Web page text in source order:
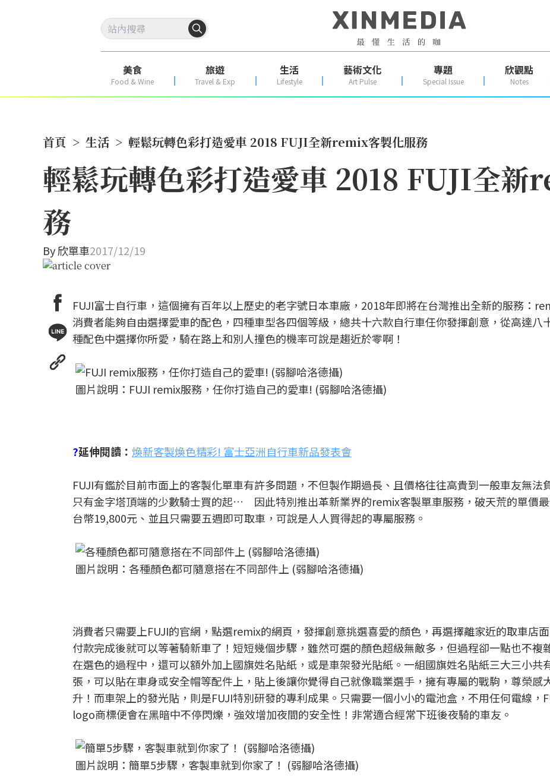
美食
Food & Wine
旅遊
Travel & Exp
生活
Lifestyle
藝術文化
Art Pulse
專題
Special Issue
欣觀點
Notes
首頁 > 生活 > 輕鬆玩轉色彩打造愛車 2018 FUJI全新remix客製化服務
輕鬆玩轉色彩打造愛車 2018 FUJI全
務
By欣單車2017/12/19
FUJI富士自行車，這個擁有百年以上歷史的老字號日本車廠，2018年即將在台灣推出全新的服務：
消費者能夠自由選擇愛車的配色，四種車型各四個等級，總共十六款自行車任你發揮創意，從高達八
種配色中選擇你所愛，騎在路上和別人撞色的機率可說是趨近於零啊！
圖片說明：FUJI remix服務，任你打造自己的愛車! (弱腳哈洛德攝)
?延伸閱讀： 煥新客製煥色精彩! 富士亞洲自行車新品發表會
FUJI有鑑於目前市面上的客製化單車有許多問題，不但製作期過長、且價格往往高貴到一般車友無法
只有金字塔頂端的少數騎士買的起… 因此特別推出革新業界的remix客製單車服務，破天荒的單價
台幣19,800元、並且只需要五週即可取車，可說是人人買得起的專屬服務。
圖片說明：各種顏色都可隨意搭在不同部件上 (弱腳哈洛德攝)
消費者只需要上FUJI的官網，點選remix的網頁，發揮創意挑選喜愛的顏色，再選擇離家近的取車店
付款完成後就可以等著騎新車了！短短幾個步驟，雖然可選的顏色超級無敵多，但過程卻一點也不複
在選色的過程中，還可以額外加上國旗姓名貼紙，或是車架發光貼紙。一組國旗姓名貼紙三大三小共
張，可以貼在車身或安全帽等配件上，貼上後讓你覺得自己就像職業選手，擁有專屬的戰駒，尊榮感
升！而車架上的發光貼，則是FUJI特別研發的專利成果。只需要一個小小的電池盒，不用任何電線，
logo商標便會在黑暗中不停閃爍，強效增加夜間的安全性！非常適合經常下班後夜騎的車友。
圖片說明：簡單5步驟，客製車就到你家了！ (弱腳哈洛德攝)